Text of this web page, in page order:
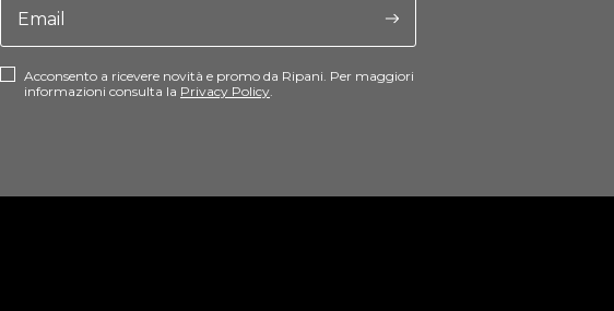
Acconsento a ricevere novità e promo da Ripani. Per maggiori
informazioni consulta la Privacy Policy